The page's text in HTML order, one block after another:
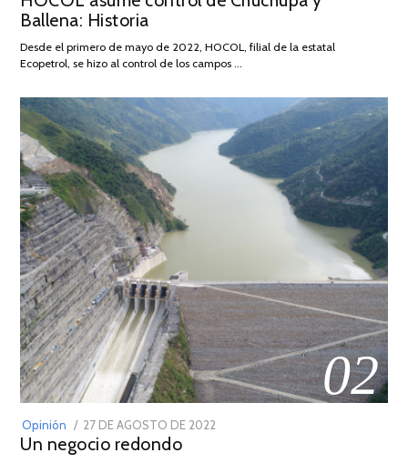
2026
Ballena: Historia
Desde el primero de mayo de 2022, HOCOL, filial de la estatal
Ecopetrol, se hizo al control de los campos …
02
Opinión
POSTED
ON
27 DE AGOSTO DE 2022
Un negocio redondo